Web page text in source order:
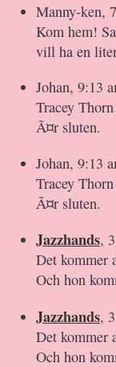
Manny-ken,
Kom hem!
vill ha en
Johan, 9:13
Tracey
Ã¤r sluten.
Johan, 9:13
Tracey
Ã¤r sluten.
Jazzhands,
Det kommer
Och hon
Jazzhands,
Det kommer
Och hon